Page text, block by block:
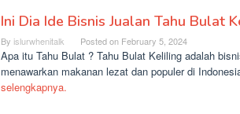
Ini Dia Ide Bisnis Jualan Tahu Bulat
By islurwhenitalk Posted on February 5, 2024
Apa itu Tahu Bulat ? Tahu Bulat Keliling adalah
menawarkan makanan lezat dan populer di
selengkapnya.